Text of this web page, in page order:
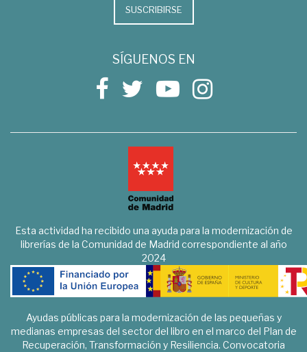
SUSCRIBIRSE
SÍGUENOS EN
Esta actividad ha recibido una ayuda para la modernización de
librerías de la Comunidad de Madrid correspondiente al año
2024
Ayudas públicas para la modernización de las pequeñas y
medianas empresas del sector del libro en el marco del Plan de
Recuperación, Transformación y Resiliencia. Convocatoria